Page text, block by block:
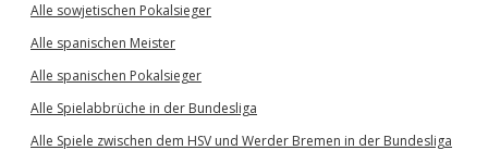
Alle sowjetischen Pokalsieger
Alle spanischen Meister
Alle spanischen Pokalsieger
Alle Spielabbrüche in der Bundesliga
Alle Spiele zwischen dem HSV und Werder Bremen in der Bundesliga